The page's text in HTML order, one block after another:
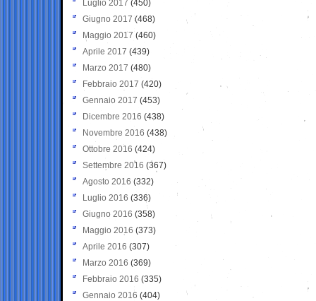
Luglio 2017 (450)
Giugno 2017 (468)
Maggio 2017 (460)
Aprile 2017 (439)
Marzo 2017 (480)
Febbraio 2017 (420)
Gennaio 2017 (453)
Dicembre 2016 (438)
Novembre 2016 (438)
Ottobre 2016 (424)
Settembre 2016 (367)
Agosto 2016 (332)
Luglio 2016 (336)
Giugno 2016 (358)
Maggio 2016 (373)
Aprile 2016 (307)
Marzo 2016 (369)
Febbraio 2016 (335)
Gennaio 2016 (404)